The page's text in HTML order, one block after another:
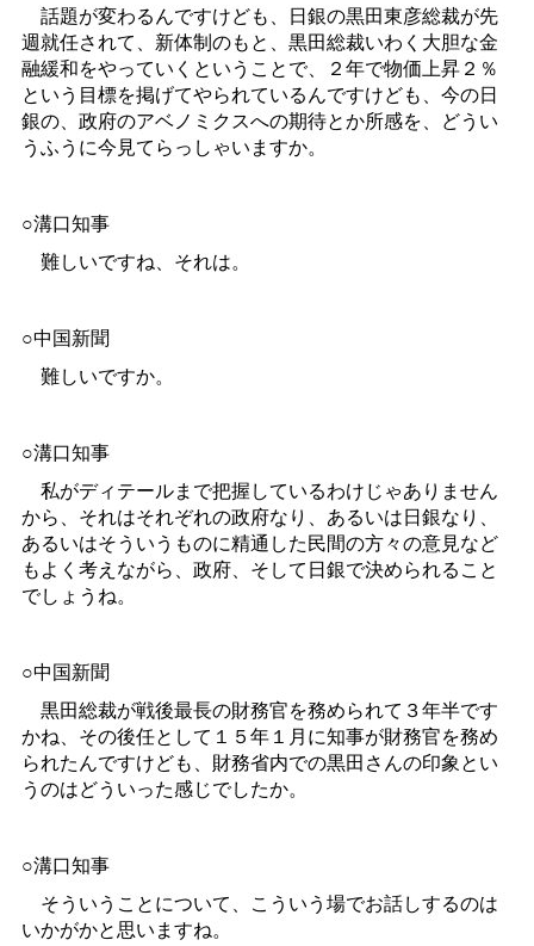
話題が変わるんですけども、日銀の黒田東彦総裁が先
週就任されて、新体制のもと、黒田総裁いわく大胆な金
融緩和をやっていくということで、２年で物価上昇２％
という目標を掲げてやられているんですけども、今の日
銀の、政府のアベノミクスへの期待とか所感を、どうい
うふうに今見てらっしゃいますか。
○溝口知事
難しいですね、それは。
○中国新聞
難しいですか。
○溝口知事
私がディテールまで把握しているわけじゃありません
から、それはそれぞれの政府なり、あるいは日銀なり、
あるいはそういうものに精通した民間の方々の意見など
もよく考えながら、政府、そして日銀で決められること
でしょうね。
○中国新聞
黒田総裁が戦後最長の財務官を務められて３年半です
かね、その後任として１５年１月に知事が財務官を務め
られたんですけども、財務省内での黒田さんの印象とい
うのはどういった感じでしたか。
○溝口知事
そういうことについて、こういう場でお話しするのは
いかがかと思いますね。